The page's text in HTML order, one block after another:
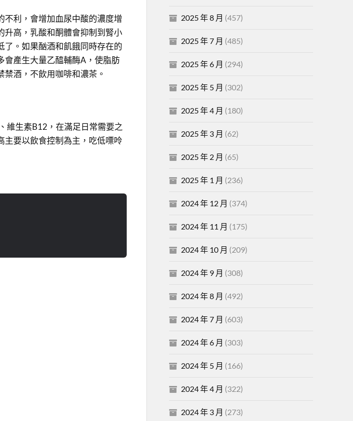
不利，會增加血尿中酸的濃度增
升高，乳酸和酮體會抑制到腎小
了。如果酗酒和飢餓同時存在的
會產生大量乙醯輔酶A，使脂肪
酒，不飲用咖啡和濃茶。
維生素B12，在滿足日常需要之
主要以飲食控制為主，吃低嘌呤
2025 年 8 月 (457)
2025 年 7 月 (485)
2025 年 6 月 (294)
2025 年 5 月 (302)
2025 年 4 月 (180)
2025 年 3 月 (62)
2025 年 2 月 (65)
2025 年 1 月 (236)
2024 年 12 月 (374)
2024 年 11 月 (175)
2024 年 10 月 (209)
2024 年 9 月 (308)
2024 年 8 月 (492)
2024 年 7 月 (603)
2024 年 6 月 (303)
2024 年 5 月 (166)
2024 年 4 月 (322)
2024 年 3 月 (273)